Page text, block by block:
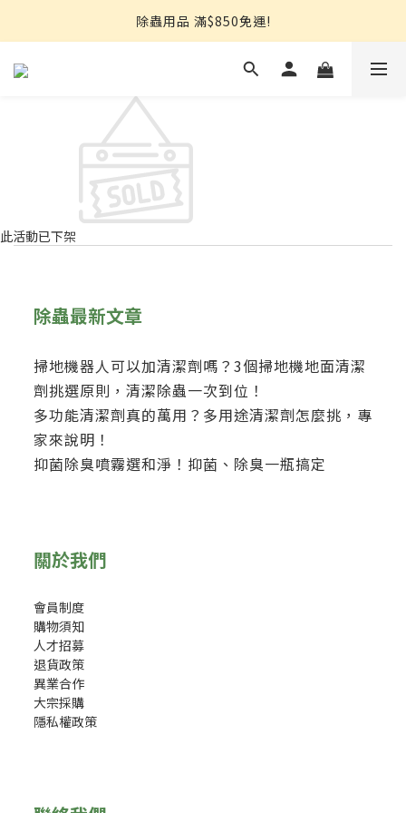
熱銷推薦⭐強效小蟑螂凝膠↘︎499
除蟲用品 滿$850免運!
【限量搶】地板防蟲清潔一次搞定↘︎$750
熱銷推薦⭐強效小蟑螂凝膠↘︎499
此活動已下架
除蟲最新文章
掃地機器人可以加清潔劑嗎？3個掃地機地面清潔
劑挑選原則，清潔除蟲一次到位！
多功能清潔劑真的萬用？多用途清潔劑怎麼挑，專
家來說明！
抑菌除臭噴霧選和淨！抑菌、除臭一瓶搞定
關於我們
會員制度
購物須知
人才招募
退貨政策
異業合作
大宗採購
隱私權政策